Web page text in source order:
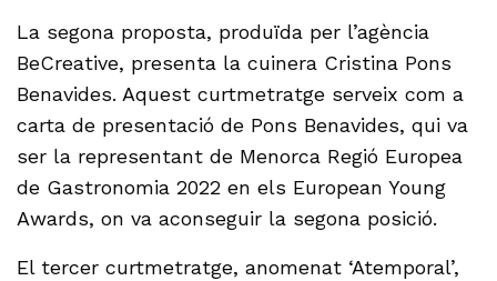
La segona proposta, produïda per l’agència
BeCreative, presenta la cuinera Cristina Pons
Benavides. Aquest curtmetratge serveix com a
carta de presentació de Pons Benavides, qui va
ser la representant de Menorca Regió Europea
de Gastronomia 2022 en els European Young
Awards, on va aconseguir la segona posició.
El tercer curtmetratge, anomenat ‘Atemporal’,